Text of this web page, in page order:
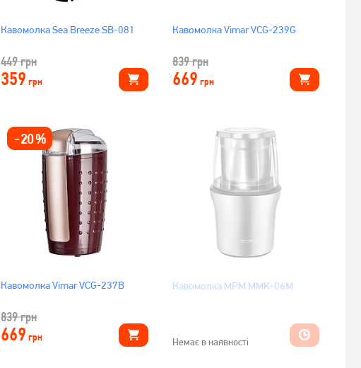
Кавомолка Sea Breeze SB-081
449грн
359 грн
Кавомолка Vimar VCG-239G
839грн
669 грн
-20%
Кавомолка Vimar VCG-237B
839грн
669 грн
Кавомолка MPM MMK-06M
Немає в наявності